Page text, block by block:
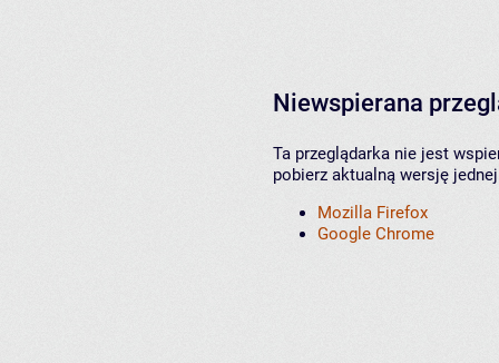
Niewspierana
Ta przeglądarka nie jest
pobierz aktualną wersję
Mozilla Firefox
Google Chrome